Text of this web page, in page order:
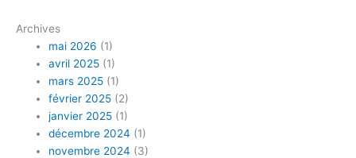
Archives
mai 2026 (1)
avril 2025 (1)
mars 2025 (1)
février 2025 (2)
janvier 2025 (1)
décembre 2024 (1)
novembre 2024 (3)